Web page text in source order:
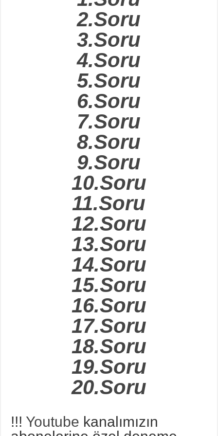
2.Soru
3.Soru
4.Soru
5.Soru
6.Soru
7.Soru
8.Soru
9.Soru
10.Soru
11.Soru
12.Soru
13.Soru
14.Soru
15.Soru
16.Soru
17.Soru
18.Soru
19.Soru
20.Soru
!!! Youtube kanalımızın